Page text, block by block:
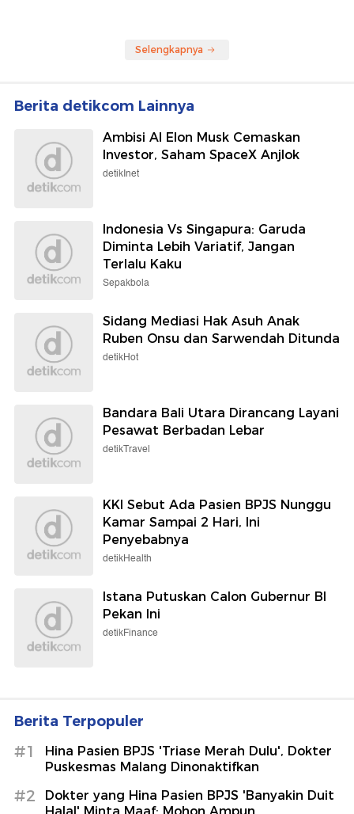
Selengkapnya
Berita detikcom Lainnya
Ambisi AI Elon Musk Cemaskan
Investor, Saham SpaceX Anjlok
detikInet
Indonesia Vs Singapura: Garuda
Diminta Lebih Variatif, Jangan
Terlalu Kaku
Sepakbola
Sidang Mediasi Hak Asuh Anak
Ruben Onsu dan Sarwendah Ditunda
detikHot
Bandara Bali Utara Dirancang Layani
Pesawat Berbadan Lebar
detikTravel
KKI Sebut Ada Pasien BPJS Nunggu
Kamar Sampai 2 Hari, Ini
Penyebabnya
detikHealth
Istana Putuskan Calon Gubernur BI
Pekan Ini
detikFinance
Berita Terpopuler
#1
Hina Pasien BPJS 'Triase Merah Dulu', Dokter
Puskesmas Malang Dinonaktifkan
#2
Dokter yang Hina Pasien BPJS 'Banyakin Duit